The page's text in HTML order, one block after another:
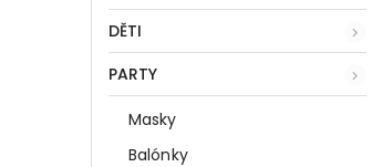
DĚTI
PARTY
Masky
Balónky